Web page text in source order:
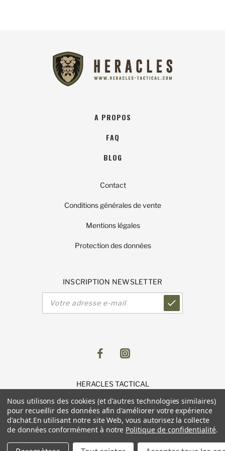
A PROPOS
FAQ
BLOG
Contact
Conditions générales de vente
Mentions légales
Protection des données
INSCRIPTION NEWSLETTER
HERACLES TACTICAL
11 Parc du Luetzelfeld
67118 GEISPOLSHEIM
Nous utilisons des cookies (et d'autres technologies similaires)
pour recueillir des données afin d'améliorer votre expérience
d'achat.En utilisant notre site Web, vous autorisez la collecte
de données conformément à notre Politique de confidentialité.